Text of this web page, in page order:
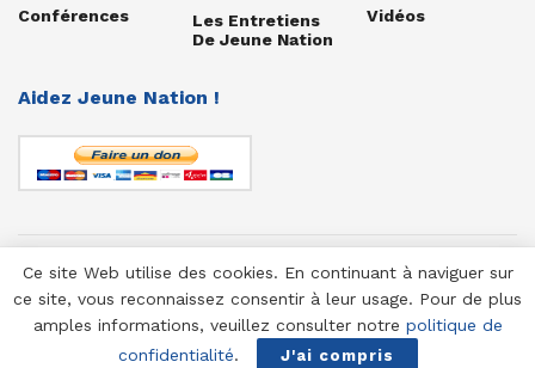
Conférences
Les Entretiens
De Jeune Nation
Vidéos
Aidez Jeune Nation !
© 1958-2025 Jeune Nation
Ce site Web utilise des cookies. En continuant à naviguer sur
ce site, vous reconnaissez consentir à leur usage. Pour de plus
amples informations, veuillez consulter notre politique de
confidentialité. J'ai compris